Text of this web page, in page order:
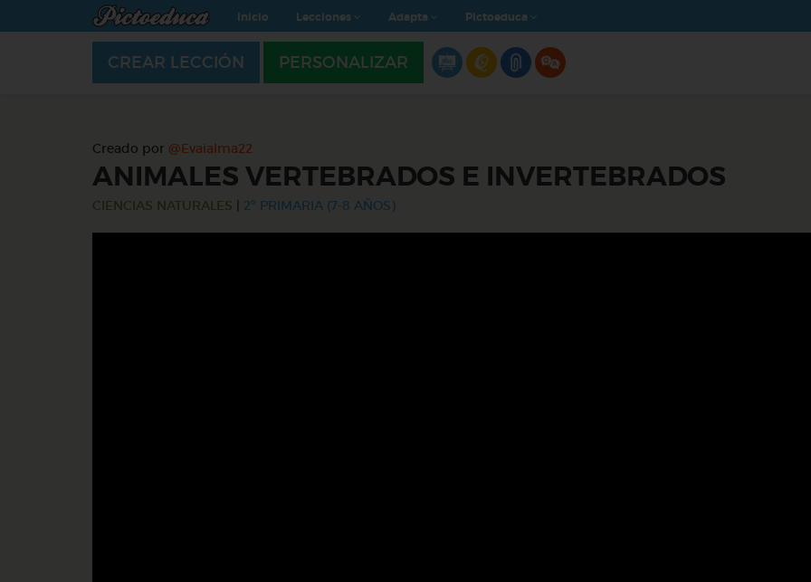
Inicio Lecciones Adapta Pictoeduca
CREAR LECCIÓN PERSONALIZAR
Creado por @Evaialma22
ANIMALES VERTEBRADOS E INVERTEBRADOS
CIENCIAS NATURALES 2º PRIMARIA (7-8 AÑOS)